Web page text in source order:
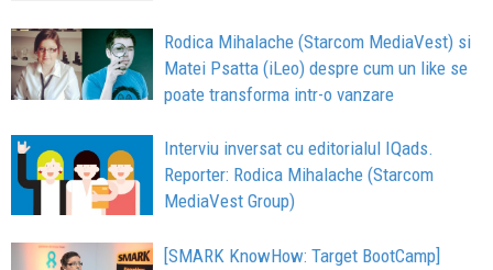
Rodica Mihalache (Starcom MediaVest) si
Matei Psatta (iLeo) despre cum un like se
poate transforma intr-o vanzare
Interviu inversat cu editorialul IQads.
Reporter: Rodica Mihalache (Starcom
MediaVest Group)
[SMARK KnowHow: Target BootCamp]